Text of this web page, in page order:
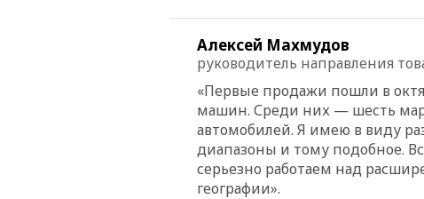
Алексей Махмудов
руководитель направления
«Первые продажи пошли в
машин. Среди них — шесть
автомобилей. Я имею в виду
диапазоны и тому подобное.
серьезно работаем над
географии».